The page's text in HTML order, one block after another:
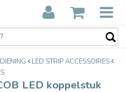
COB LED
Dual White of RGB
soldeervrij. Voor 10-
LED STRIP ACCESSOIRES
LED koppelstuk